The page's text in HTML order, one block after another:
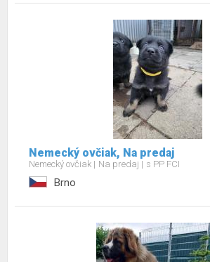
Nemecký ovčiak, Na predaj
Nemecký ovčiak Na predaj s PP FCI
Brno